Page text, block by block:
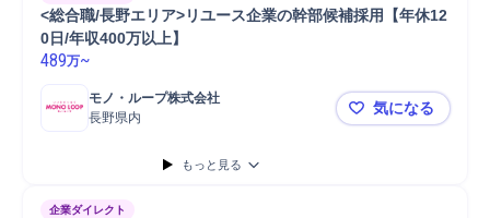
<総合職/長野エリア>リユース企業の幹部候補採用【年休12
0日/年収400万以上】
489万~
モノ・ループ株式会社
長野県内
<総合職/長
気になる
もっと見る
企業ダイレクト